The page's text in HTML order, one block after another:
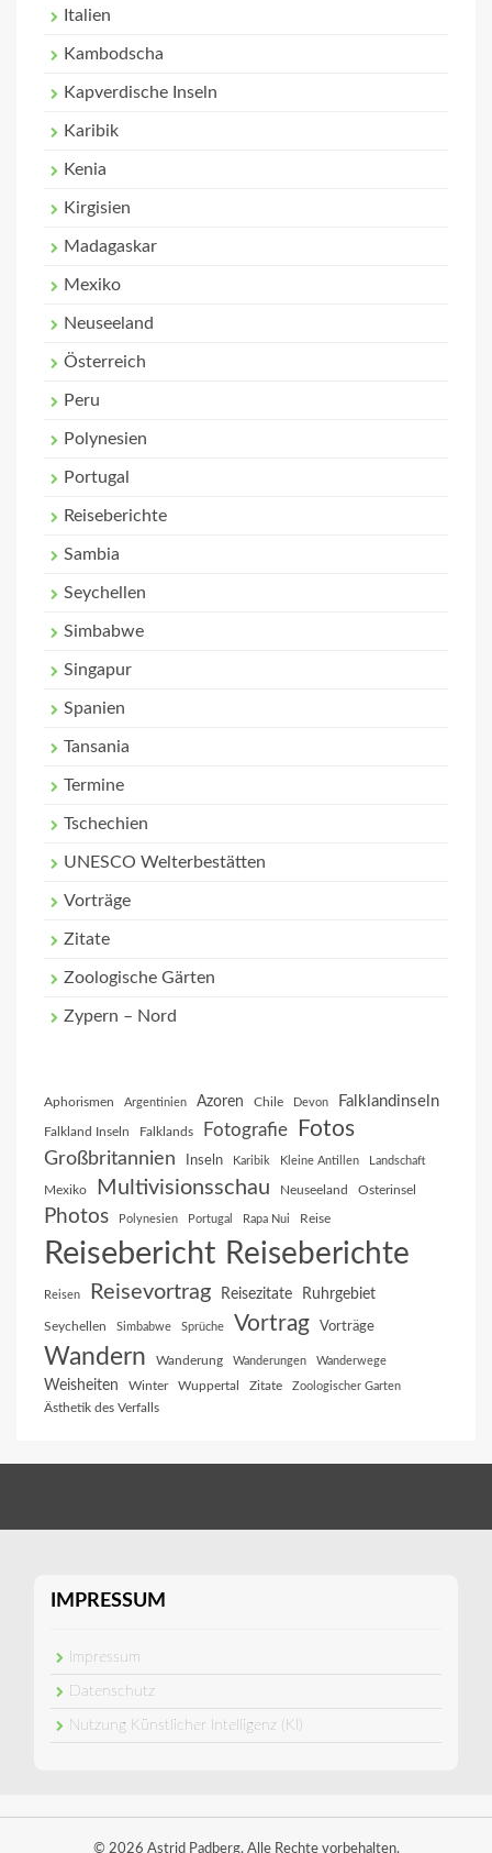
Italien
Kambodscha
Kapverdische Inseln
Karibik
Kenia
Kirgisien
Madagaskar
Mexiko
Neuseeland
Österreich
Peru
Polynesien
Portugal
Reiseberichte
Sambia
Seychellen
Simbabwe
Singapur
Spanien
Tansania
Termine
Tschechien
UNESCO Welterbestätten
Vorträge
Zitate
Zoologische Gärten
Zypern – Nord
Aphorismen Argentinien Azoren Chile Devon Falklandinseln
Falkland Inseln Falklands Fotografie Fotos
Großbritannien Inseln Karibik Kleine Antillen Landschaft
Mexiko Multivisionsschau Neuseeland Osterinsel
Photos Polynesien Portugal Rapa Nui Reise
Reisebericht Reiseberichte
Reisen Reisevortrag Reisezitate Ruhrgebiet
Seychellen Simbabwe Sprüche Vortrag Vorträge
Wandern Wanderung Wanderungen Wanderwege
Weisheiten Winter Wuppertal Zitate Zoologischer Garten
Ästhetik des Verfalls
IMPRESSUM
Impressum
Datenschutz
Nutzung Künstlicher Intelligenz (KI)
© 2026 Astrid Padberg. Alle Rechte vorbehalten.